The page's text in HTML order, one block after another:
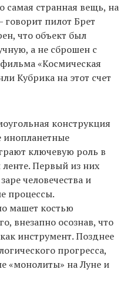
самая странная вещь, на
говорит пилот Брет
что объект был
а не сброшен с
«Космическая
Кубрика на этот счет
конструкция
инопланетные
ключевую роль в
Первый из них
человечества и
процессы.
машет костью
внезапно осознав, что
инструмент. Позднее
прогресса,
«монолиты» на Луне и